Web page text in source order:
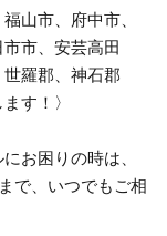
山市、府中市、
市、安芸高田
羅郡、神石郡
す！〉
お困りの時は、
で、いつでもご相